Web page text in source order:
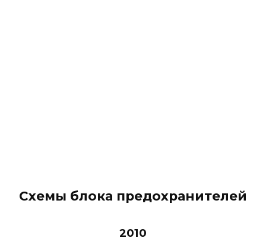
Схемы блока предохранителей
2010